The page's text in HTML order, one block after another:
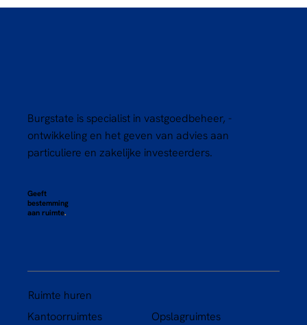
Burgstate is specialist in vastgoedbeheer, -
ontwikkeling en het geven van advies aan
particuliere en zakelijke investeerders.
Geeft
bestemming
aan ruimte.
Ruimte huren
Kantoorruimtes
Opslagruimtes